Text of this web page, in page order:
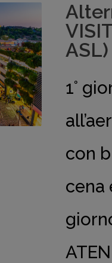
ASL)
1°
con
cena